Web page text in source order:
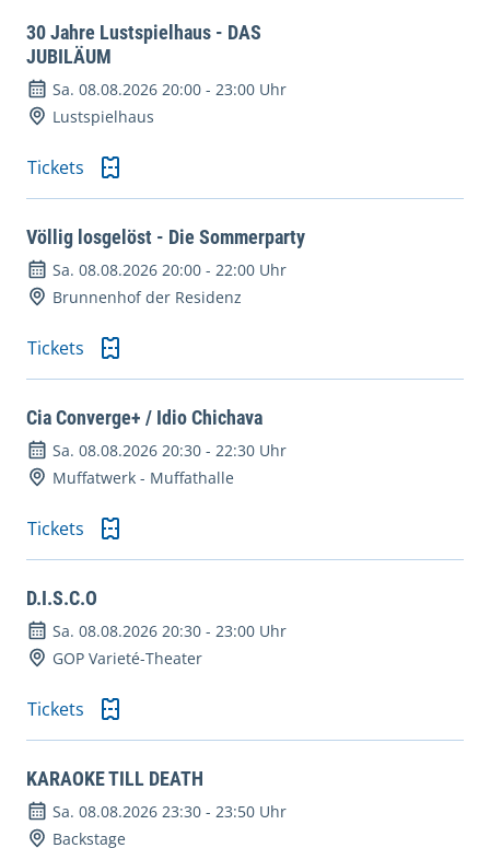
30 Jahre Lustspielhaus - DAS
JUBILÄUM
Sa. 08.08.2026 20:00 - 23:00 Uhr
Lustspielhaus
Tickets
Völlig losgelöst - Die Sommerparty
Sa. 08.08.2026 20:00 - 22:00 Uhr
Brunnenhof der Residenz
Tickets
Cia Converge+ / Idio Chichava
Sa. 08.08.2026 20:30 - 22:30 Uhr
Muffatwerk - Muffathalle
Tickets
D.I.S.C.O
Sa. 08.08.2026 20:30 - 23:00 Uhr
GOP Varieté-Theater
Tickets
KARAOKE TILL DEATH
Sa. 08.08.2026 23:30 - 23:50 Uhr
Backstage